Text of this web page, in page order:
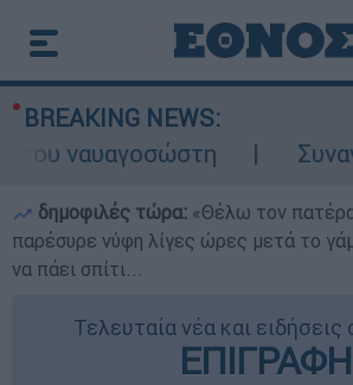
BREAKING NEWS:
ναυαγοσώστη
δημοφιλές τώρα: «Θέλω τον
παρέσυρε νύφη λίγες ώρες μετά το
να πάει σπίτι...
Τελευταία νέα και ειδήσεις
ΕΠΙΓΡΑΦΗ